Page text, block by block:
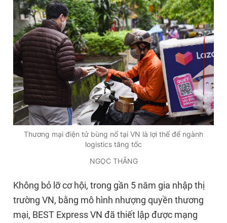
Thương mại điện tử bùng nổ tại VN là lợi thế để ngành
logistics tăng tốc
NGỌC THẮNG
Không bỏ lỡ cơ hội, trong gần 5 năm gia nhập thị
trường VN, bằng mô hình nhượng quyền thương
mại, BEST Express VN đã thiết lập được mạng